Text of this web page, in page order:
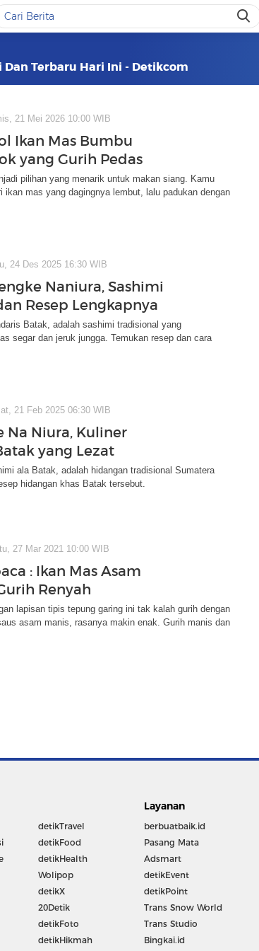
Terbaru Hari Ini - Detikcom
21 Mei 2026 10:00 WIB
Ikan Mas Bumbu
yang Gurih Pedas
pilihan yang menarik untuk makan siang. Kamu
ikan mas yang dagingnya lembut, lalu padukan dengan
24 Des 2025 16:30 WIB
Naniura, Sashimi
Resep Lengkapnya
Batak, adalah sashimi tradisional yang
segar dan jeruk jungga. Temukan resep dan cara
21 Feb 2025 06:30 WIB
Na Niura, Kuliner
yang Lezat
ala Batak, adalah hidangan tradisional Sumatera
hidangan khas Batak tersebut.
27 Mar 2021 10:00 WIB
: Ikan Mas Asam
Renyah
lapisan tipis tepung garing ini tak kalah gurih dengan
asam manis, rasanya makin enak. Gurih manis dan
detikTravel
detikFood
detikHealth
Wolipop
detikX
20Detik
detikFoto
detikHikmah
Layanan
berbuatbaik.id
Pasang Mata
Adsmart
detikEvent
detikPoint
Trans Snow World
Trans Studio
Bingkai.id